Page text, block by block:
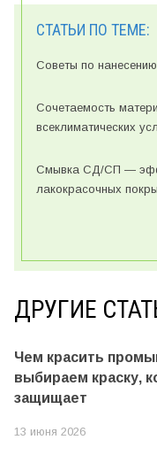
СТАТЬИ ПО ТЕМЕ:
Советы по нанесению
Сочетаемость
всеклиматических
Смывка СД/СП —
лакокрасочных
ДРУГИЕ
Чем красить
выбираем краску,
защищает
13 июня 2026